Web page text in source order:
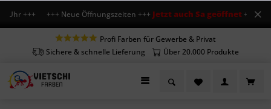
+++ +++ Neue Öffnungszeiten +++Jetzt auch Sa geöffnet+++ Mo-Fr
Profi Farben für Gewerbe & Privat
Sichere & schnelle Lieferung
Über 20.000 Produkte